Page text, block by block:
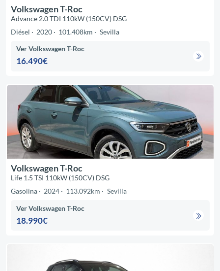
Volkswagen T-Roc
Advance 2.0 TDI 110kW (150CV) DSG
Diésel
2020 101.408km Sevilla
Ver Volkswagen T-Roc
16.490€
Volkswagen T-Roc
Life 1.5 TSI 110kW (150CV) DSG
Gasolina
2024 113.092km Sevilla
Ver Volkswagen T-Roc
18.990€